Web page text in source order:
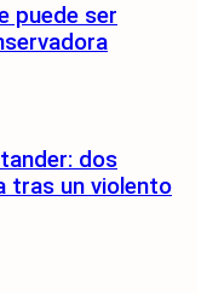
puede ser
dos
tras un violento